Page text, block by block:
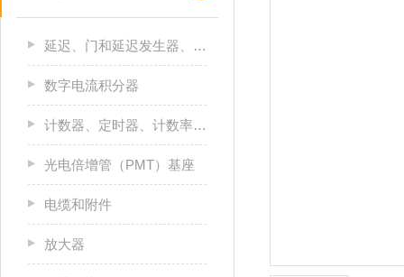
延迟、门和延迟发生器、逻辑模块和线性门
数字电流积分器
计数器、定时器、计数率计和多通道定标器（MCS）
光电倍增管（PMT）基座
电缆和附件
放大器